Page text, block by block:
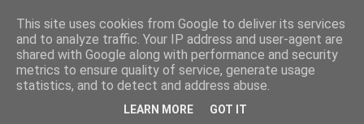
This site uses cookies from Google to deliver its services
and to analyze traffic. Your IP address and user-agent are
shared with Google along with performance and security
metrics to ensure quality of service, generate usage
statistics, and to detect and address abuse.
LEARN MORE GOT IT